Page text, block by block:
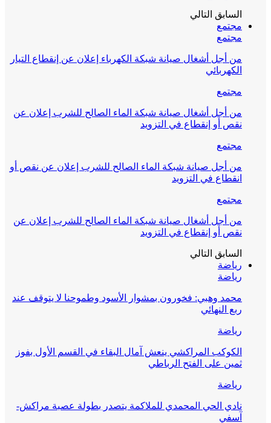
السابق التالي
مجتمع
مجتمع
من أجل أشغال صيانة شبكة الكهرباء إعلان عن إنقطاع التيار
الكهربائي
مجتمع
من أجل أشغال صيانة شبكة الماء الصالح للشرب إعلان عن
نقص أو إنقطاع في التزويد
مجتمع
من أجل صيانة شبكة الماء الصالح للشرب إعلان عن نقص أو
انقطاع في التزويد
مجتمع
من أجل أشغال صيانة شبكة الماء الصالح للشرب إعلان عن
نقص أو إنقطاع في التزويد
السابق التالي
رياضة
رياضة
محمد وهبي: فخورون بمشوار الأسود وطموحنا لا يتوقف عند
ربع النهائي
رياضة
الكوكب المراكشي ينعش آمال البقاء في القسم الأول بفوز
ثمين على الفتح الرباطي
رياضة
نادي الحي المحمدي للملاكمة يتصدر بطولة عصبة مراكش-
آسفي